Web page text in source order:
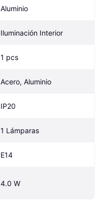
Aluminio
Iluminación Interior
1 pcs
Acero, Aluminio
IP20
1 Lámparas
E14
4.0 W